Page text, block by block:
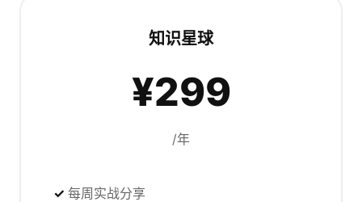
知识星球
¥299
/年
每周实战分享